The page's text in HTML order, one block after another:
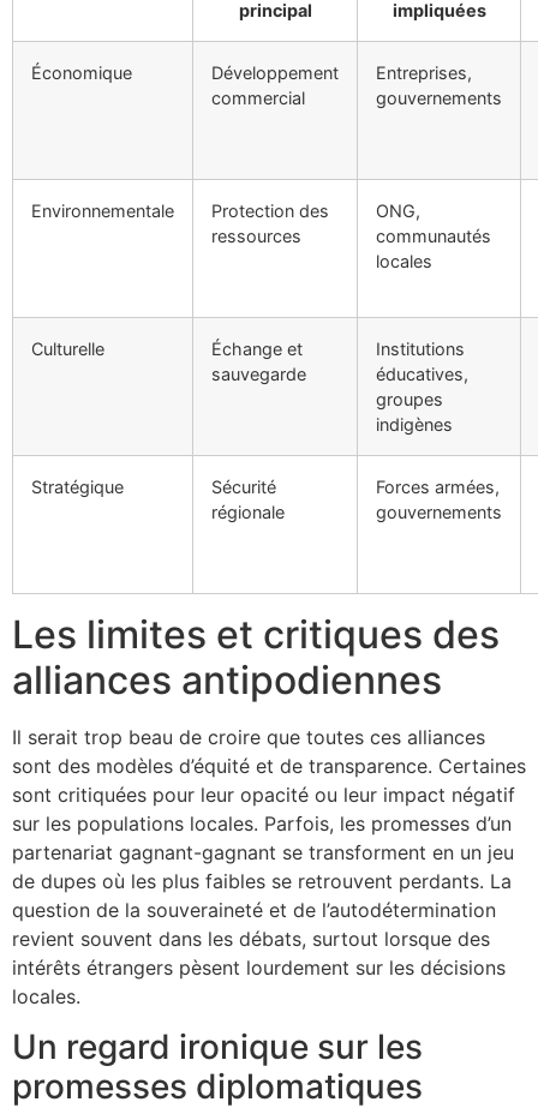
principal impliquées
Économique
Développement
commercial
Entreprises,
gouvernements
Environnementale
Protection des
ressources
ONG,
communautés
locales
Culturelle
Échange et
sauvegarde
Institutions
éducatives,
groupes
indigènes
Stratégique
Sécurité
régionale
Forces armées,
gouvernements
Les limites et critiques des
alliances antipodiennes
Il serait trop beau de croire que toutes ces alliances
sont des modèles d’équité et de transparence. Certaines
sont critiquées pour leur opacité ou leur impact négatif
sur les populations locales. Parfois, les promesses d’un
partenariat gagnant-gagnant se transforment en un jeu
de dupes où les plus faibles se retrouvent perdants. La
question de la souveraineté et de l’autodétermination
revient souvent dans les débats, surtout lorsque des
intérêts étrangers pèsent lourdement sur les décisions
locales.
Un regard ironique sur les
promesses diplomatiques